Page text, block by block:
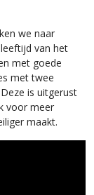
we naar
van het
met goede
met twee
is uitgerust
voor meer
maakt.